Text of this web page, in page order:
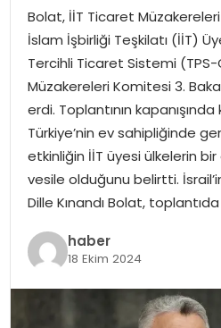
MAGAZIN
SPOR
EĞITIM
OTOMOBIL
TEKNOLOJI
EKONOMI
Bolat, İİT Ticaret
İslam İşbirliği Teşkilatı (İİT)
Tercihli Ticaret Sistemi
Müzakereleri Komitesi 3.
erdi. Toplantının
Türkiye’nin ev sahipliğinde
etkinliğin İİT üyesi ülkelerin
vesile olduğunu belirtti.
Dille Kınandı Bolat, toplantıda
haber
18 Ekim 2024